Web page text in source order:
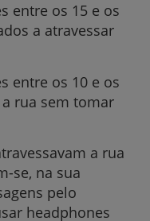
entre os 15 e os
a atravessar
entre os 10 e os
rua sem tomar
a rua
se, na sua
pelo
headphones